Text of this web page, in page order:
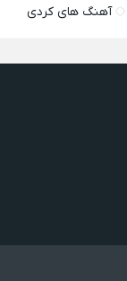
آهنگ های کردی